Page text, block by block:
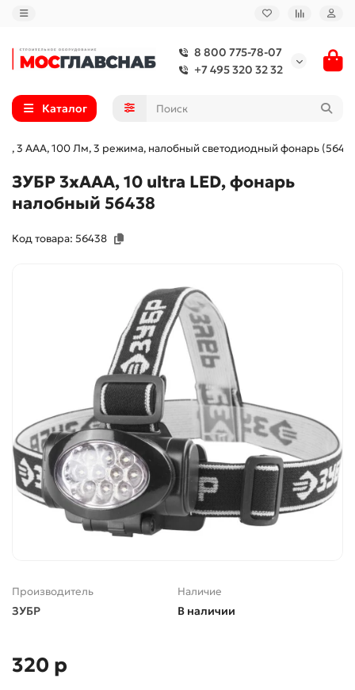
8 800 775-78-07
+7 495 320 32 32
Каталог
3 AAA, 100 Лм, 3 режима, налобный светодиодный фонарь
ЗУБР 3хAAA, 10 ultra LED, фонарь
налобный 56438
Код товара: 56438
Производитель
ЗУБР
Наличие
В наличии
320 р